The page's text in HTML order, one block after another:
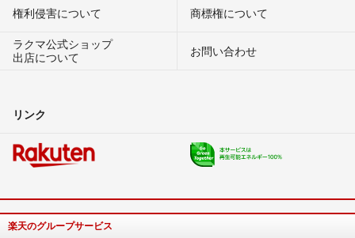
権利侵害について
商標権について
ラクマ公式ショップ
出店について
お問い合わせ
リンク
楽天のグループサービス